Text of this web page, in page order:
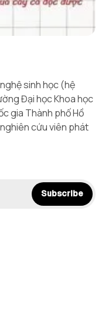
sinh học (hệ
Đại học Khoa học
gia Thành phố Hồ
cứu viên phát
Subscribe